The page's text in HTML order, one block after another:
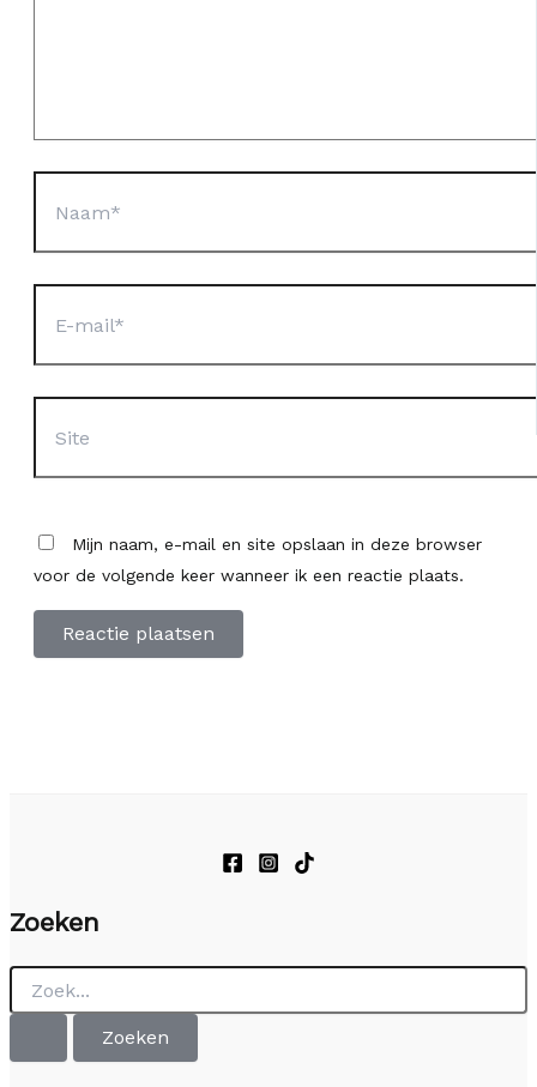
mail*
Mijn naam, e-mail en site opslaan in deze browser
voor de volgende keer wanneer ik een reactie plaats.
Zoeken
Zoek
naar: